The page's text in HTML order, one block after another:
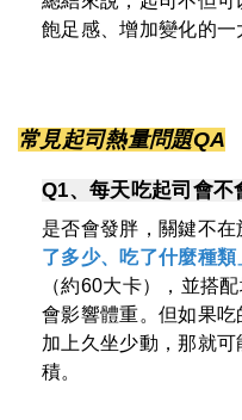
飽足感、增加變化的一
常見起司熱量問題QA
Q1、每天吃起司會不
是否會發胖，關鍵不
了多少、吃了什麼種類
（約60大卡），並搭
會影響體重。但如果吃
加上久坐少動，那就
積。